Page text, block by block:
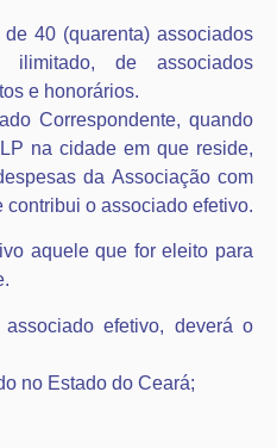
40 (quarenta) associados
de associados
e honorários.
Correspondente, quando
na cidade em que reside,
da Associação com
o associado efetivo.
aquele que for eleito para
efetivo, deverá o
no Estado do Ceará;